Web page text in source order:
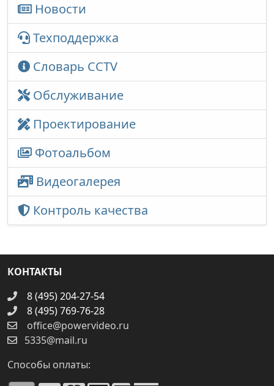
Новости
Техподдержка
Словарь CCTV
Обслуживание
Проектирование
Фотоальбом
Видеогалерея
Контроль качества
КОНТАКТЫ
8 (495) 204-27-54
8 (495) 769-76-28
office@powervideo.ru
5335@mail.ru
Способы оплаты: